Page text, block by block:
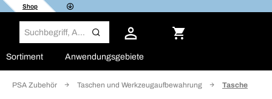
Shop
Sortiment Anwendungsgebiete
PSA Zubehör Taschen und Werkzeugaufbewahrung Tasche